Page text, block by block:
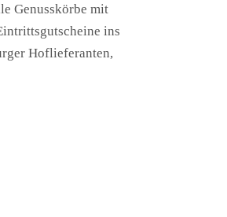
Genusskörbe mit
ins
Hoflieferanten,